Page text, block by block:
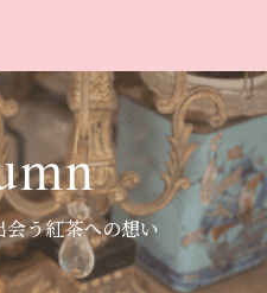
う紅茶への想い